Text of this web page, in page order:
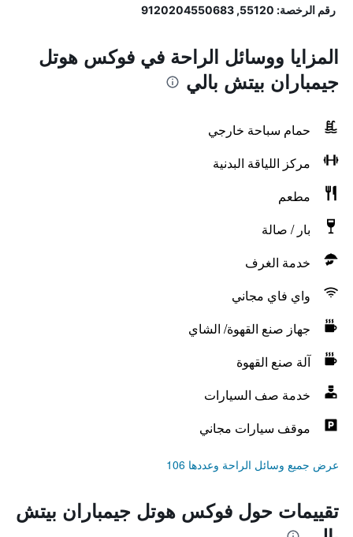
رقم الرخصة: 55120, 9120204550683
المزايا ووسائل الراحة في فوكس هوتل
جيمباران بيتش بالي
حمام سباحة خارجي
مركز اللياقة البدنية
مطعم
بار / صالة
خدمة الغرف
واي فاي مجاني
جهاز صنع القهوة/ الشاي
آلة صنع القهوة
خدمة صف السيارات
موقف سيارات مجاني
عرض جميع وسائل الراحة وعددها 106
تقييمات حول فوكس هوتل جيمباران بيتش